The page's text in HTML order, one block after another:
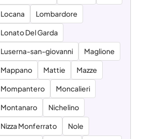
Locana Lombardore
Lonato Del Garda
Luserna-san-giovanni Maglione
Mappano Mattie Mazze
Mompantero Moncalieri
Montanaro Nichelino
Nizza Monferrato Nole